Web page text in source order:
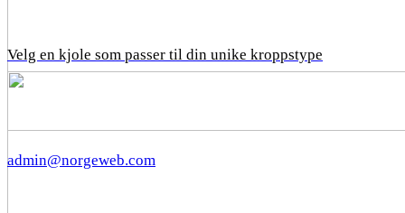
Velg en kjole som passer til din unike kroppstype
admin@norgeweb.com